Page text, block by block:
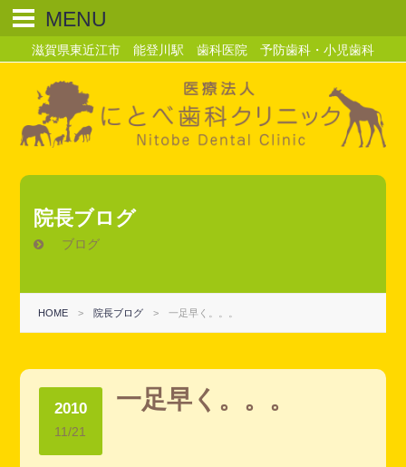
滋賀県東近江市 能登川駅 歯科医院 予防歯科・小児歯科
院長ブログ
ブログ
HOME > 院長ブログ >一足早く。。。
2010
11/21
一足早く。。。
MENU